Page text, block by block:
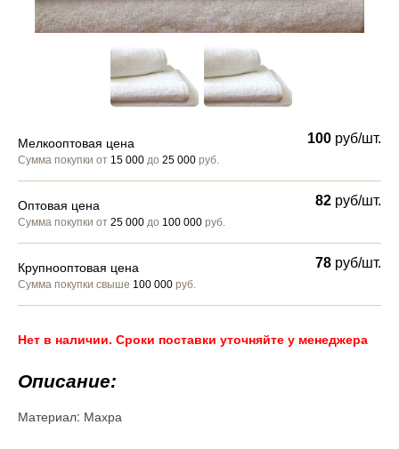
Мелкооптовая цена
Сумма покупки от 15 000 до 25 000 руб.
100 руб/шт.
Оптовая цена
Сумма покупки от 25 000 до 100 000 руб.
82 руб/шт.
Крупнооптовая цена
Сумма покупки свыше 100 000 руб.
78 руб/шт.
Нет в наличии. Сроки поставки уточняйте у менеджера
Описание:
Материал: Махра